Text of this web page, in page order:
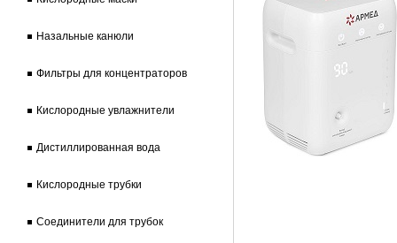
Назальные канюли
Фильтры для концентраторов
Кислородные увлажнители
Дистиллированная вода
Кислородные трубки
Соединители для трубок